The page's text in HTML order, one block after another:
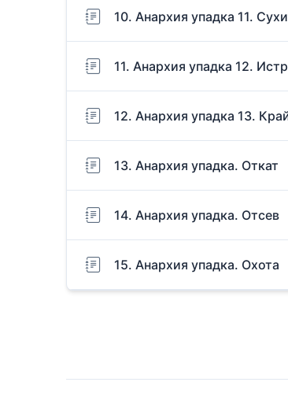
10. Анархия упадка 11.
11. Анархия упадка 12.
12. Анархия упадка 13.
13. Анархия упадка. Откат
14. Анархия упадка. Отсев
15. Анархия упадка. Охота